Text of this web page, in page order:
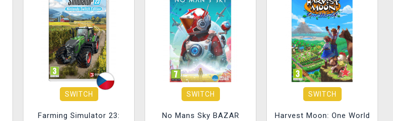
SWITCH
Farming Simulator 23:
SWITCH
No Mans Sky BAZAR
SWITCH
Harvest Moon: One World